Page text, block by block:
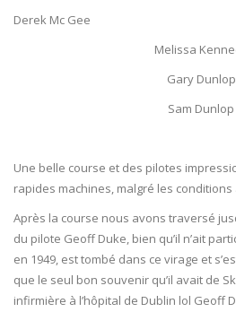
Derek Mc Gee
Melissa
Gary Dunlop
Sam Dunlop
Une belle course et des pilotes
rapides machines, malgré les
Après la course nous avons traversé
du pilote Geoff Duke, bien qu’il n’ait
en 1949, est tombé dans ce virage et
que le seul bon souvenir qu’il avait de
infirmière à l’hôpital de Dublin lol Geoff